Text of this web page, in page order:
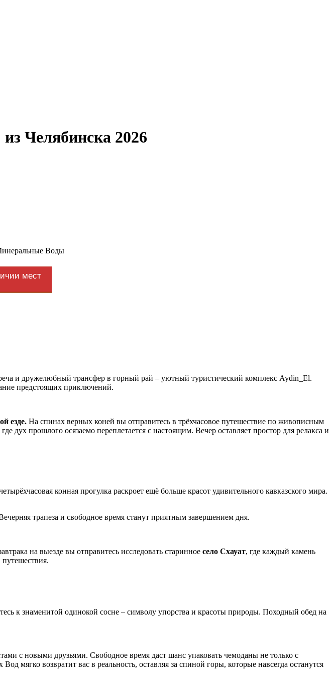
Челябинска 2026
Воды
мест
и дружелюбный трансфер в горный рай – уютный туристический комплекс Aydin_El.
предстоящих приключений.
езде. На спинах верных коней вы отправитесь в трёхчасовое путешествие по живописным
где дух прошлого осязаемо переплетается с настоящим. Вечер оставляет простор для релакса и
конная прогулка раскроет ещё больше красот удивительного кавказского мира.
трапеза и свободное время станут приятным завершением дня.
на выезде вы отправитесь исследовать старинное село Схауат, где каждый камень
к знаменитой одинокой сосне – символу упорства и красоты природы. Походный обед на
с новыми друзьями. Свободное время даст шанс упаковать чемоданы не только с
возвратит вас в реальность, оставляя за спиной горы, которые навсегда останутся